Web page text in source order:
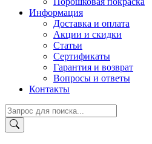
Информация
Доставка и оплата
Акции и скидки
Статьи
Сертификаты
Гарантия и возврат
Вопросы и ответы
Контакты